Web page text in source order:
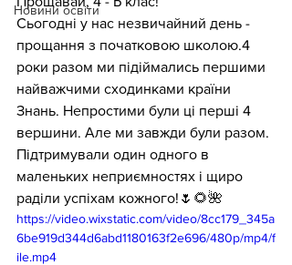
Новини освіти
Сьогодні у нас незвичайний день -
прощання з початковою школою.4
роки разом ми підіймались першими
найважчими сходинками країни
Знань. Непростими були ці перші 4
вершини. Але ми завжди були разом.
Підтримували один одного в
маленьких неприємностях і щиро
раділи успіхам кожного!🌷🌻🌺
https://video.wixstatic.com/video/8cc179_345a
6be919d344d6abd1180163f2e696/480p/mp4/f
ile.mp4